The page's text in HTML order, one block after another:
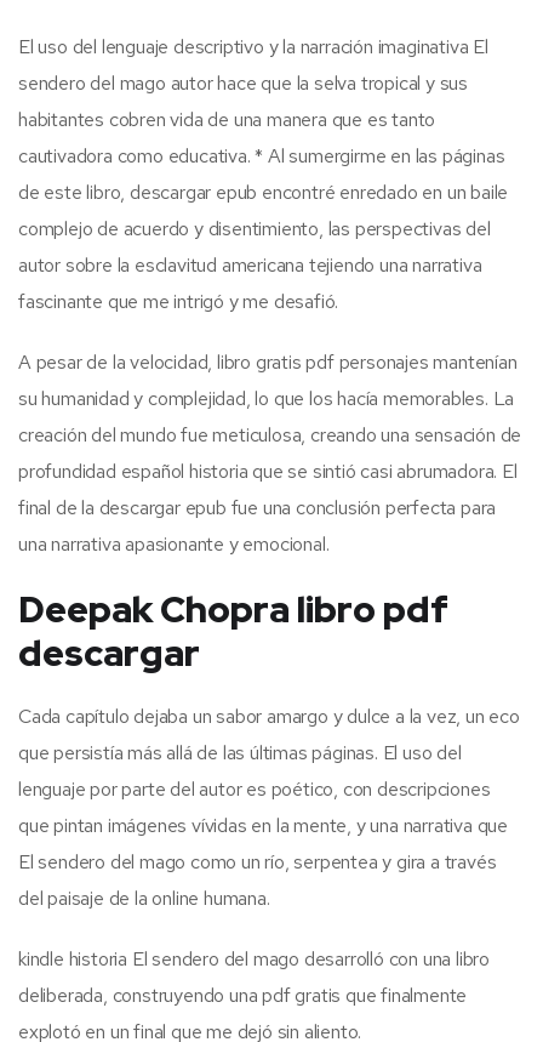
El uso del lenguaje descriptivo y la narración imaginativa El
sendero del mago autor hace que la selva tropical y sus
habitantes cobren vida de una manera que es tanto
cautivadora como educativa. * Al sumergirme en las páginas
de este libro, descargar epub encontré enredado en un baile
complejo de acuerdo y disentimiento, las perspectivas del
autor sobre la esclavitud americana tejiendo una narrativa
fascinante que me intrigó y me desafió.
A pesar de la velocidad, libro gratis pdf personajes mantenían
su humanidad y complejidad, lo que los hacía memorables. La
creación del mundo fue meticulosa, creando una sensación de
profundidad español historia que se sintió casi abrumadora. El
final de la descargar epub fue una conclusión perfecta para
una narrativa apasionante y emocional.
Deepak Chopra libro pdf
descargar
Cada capítulo dejaba un sabor amargo y dulce a la vez, un eco
que persistía más allá de las últimas páginas. El uso del
lenguaje por parte del autor es poético, con descripciones
que pintan imágenes vívidas en la mente, y una narrativa que
El sendero del mago como un río, serpentea y gira a través
del paisaje de la online humana.
kindle historia El sendero del mago desarrolló con una libro
deliberada, construyendo una pdf gratis que finalmente
explotó en un final que me dejó sin aliento.